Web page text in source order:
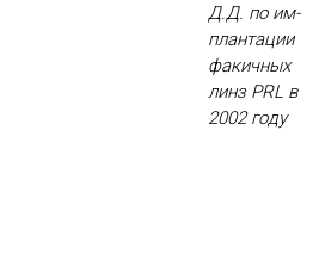
Д.Д. по им­
план­та­ции
фа­кич­ных
линз PRL в
2002 го­ду